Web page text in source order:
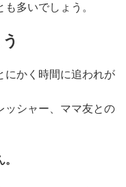
も多いでしょう。
にかく時間に追われが
ッシャー、ママ友との